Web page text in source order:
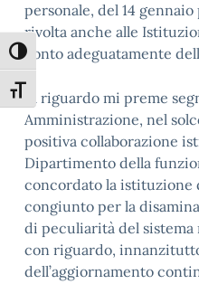
Attiva/disattiva alto contrasto
Attiva/disattiva dimensione testo
personale, del 14
rivolta anche alle
conto adeguatamente
Al riguardo mi preme
Amministrazione, nel
positiva collaborazione
Dipartimento della
concordato la istituzione
congiunto per la
di peculiarità del
con riguardo,
dell’aggiornamento